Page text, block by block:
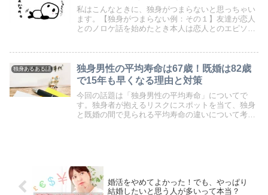
私はこんなときに、独身がつまらないと思っちゃい
ます。【独身がつまらない例：その１】友達が恋人
とのノロケ話を始めたとき本人は恋人とのエピソー
独身あるある話
独身男性の平均寿命は67歳！既婚は82歳
で15年も早くなる理由と対策
今回の話題は「独身男性の平均寿命」についてで
す。独身者が抱えるリスクにスポットを当て、独身
と既婚の間で見られる平均寿命の違いについて考察
婚活をやめてよかった！でも、やっぱり
結婚したいと思う人が多いって本当？